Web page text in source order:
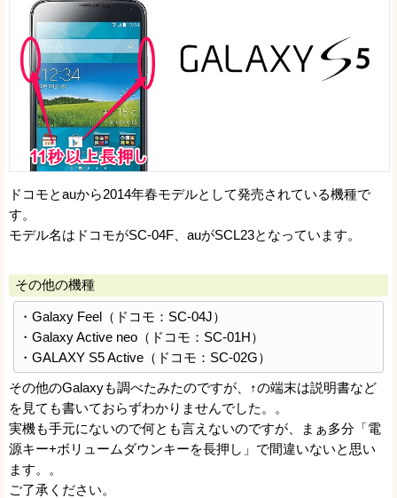
ドコモとauから2014年春モデルとして発売されている機種で
す。
モデル名はドコモがSC-04F、auがSCL23となっています。
その他の機種
・Galaxy Feel（ドコモ：SC-04J）
・Galaxy Active neo（ドコモ：SC-01H）
・GALAXY S5 Active（ドコモ：SC-02G）
その他のGalaxyも調べたみたのですが、↑の端末は説明書など
を見ても書いておらずわかりませんでした。。
実機も手元にないので何とも言えないのですが、まぁ多分「電
源キー+ボリュームダウンキーを長押し」で間違いないと思い
ます。。
ご了承ください。